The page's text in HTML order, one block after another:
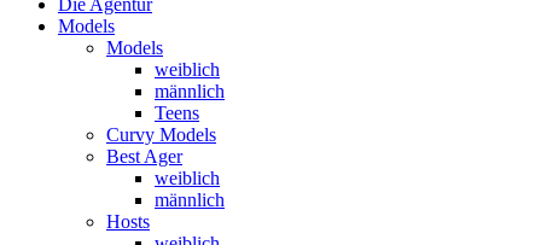
Models
Models
weiblich
männlich
Teens
Curvy Models
Best Ager
weiblich
männlich
Hosts